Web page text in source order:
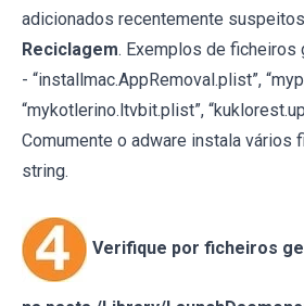
adicionados recentemente
Reciclagem. Exemplos de ficheiros
- “installmac.AppRemoval.plist”,
“mykotlerino.ltvbit.plist”,
Comumente o adware instala vários
string.
Verifique por ficheiros